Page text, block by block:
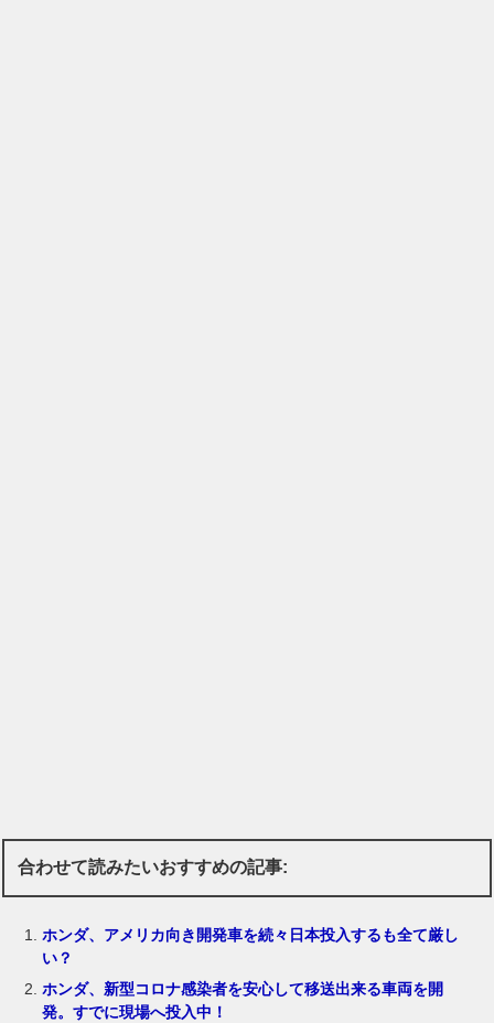
合わせて読みたいおすすめの記事:
ホンダ、アメリカ向き開発車を続々日本投入するも全て厳し
い？
ホンダ、新型コロナ感染者を安心して移送出来る車両を開
発。すでに現場へ投入中！